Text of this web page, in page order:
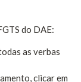
do DAE:
as verbas
clicar em